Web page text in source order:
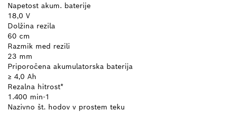
Napetost akum. baterije
18,0 V
Dolžina rezila
60 cm
Razmik med rezili
23 mm
Priporočena akumulatorska baterija
≥ 4,0 Ah
Rezalna hitrost*
1.400 min-1
Nazivno št. hodov v prostem teku